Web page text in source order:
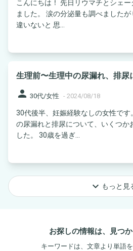
こんにちは！ 先日リウマチとシェ
ました。 涙の分泌量も調べました
違いないと 思...
生理前〜生理中の尿漏れ、排尿
person 30代/女性 - 2024/08/18
30代後半、妊娠経験なしの女性です。 今回、生理前〜生理
の尿漏れと排尿について、いくつか
した。 30歳を過ぎ...
keyboard_arrow_down もっと見
お探しの情報は、見つ
キーワードは、文章より単語